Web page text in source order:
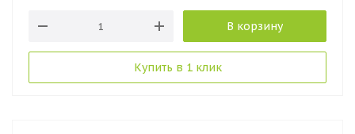
В корзину
Купить в 1 клик